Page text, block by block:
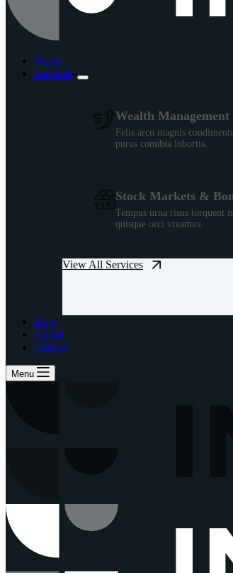
Home
Services
Wealth Management
Felis arcu magnis
purus conubia lobortis.
Stock Markets &
Tempus urna risus torquent
quisque orci vivamus.
View All Services
Blog
About
Contact
Menu